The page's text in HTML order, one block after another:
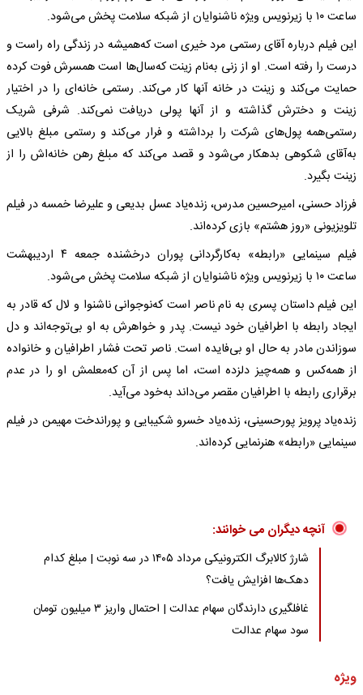
‌ساعت ۱۰ با زیرنویس ویژه‌ ناشنوایان از شبکه‌ سلامت پخش می‌شود.
این فیلم درباره‌ آقای رستمی‌ مرد خیری است که‌همیشه‌ در زندگی راه‌ راست و
درست را رفته‌ است. او از زنی به‌نام زینت که‌سال‌ها است همسرش فوت کرده‌
حمایت می‌کند و زینت در خانه‌ آنها کار می‌کند. رستمی‌ خانه‌ای را در اختیار
زینت و دخترش گذاشته‌ و از آنها پولی دریافت نمی‌کند. شرفی شریک
رستمی‌همه‌ پول‌های شرکت را برداشته‌ و فرار می‌کند و رستمی‌ مبلغ بالایی
به‌آقای شکوهی بدهکار می‌شود و قصد می‌کند که‌ مبلغ رهن خانه‌اش را از
زینت بگیرد.
فرزاد حسنی، امیرحسین مدرس، زنده‌یاد عسل بدیعی و علیرضا خمسه‌ در فیلم
تلویزیونی «روز هشتم» بازی کرده‌اند.
فیلم سینمایی «رابطه» به‌کارگردانی پوران درخشنده جمعه‌ ۴ اردیبهشت
‌ساعت ۱۰ با زیرنویس ویژه‌ ناشنوایان از شبکه‌ سلامت پخش می‌شود.
این فیلم داستان پسری به‌ نام ناصر است که‌نوجوانی ناشنوا و لال که‌ قادر به‌
ایجاد رابطه‌ با اطرافیان خود نیست. پدر و خواهرش به‌ او بی‌توجه‌اند و دل
سوزاندن مادر به‌ حال او بی‌فایده‌ است. ناصر تحت فشار اطرافیان و خانواده‌
از همه‌کس و همه‌چیز دلزده‌ است، اما پس از آن که‌معلمش او را در عدم
برقراری رابطه‌ با اطرافیان مقصر می‌داند به‌خود می‌آید.
زنده‌یاد پرویز پورحسینی، زنده‌یاد خسرو شکیبایی و پوراندخت مهیمن در فیلم
سینمایی «رابطه» هنرنمایی کرده‌اند.
آنچه دیگران می خوانند:
شارژ کالابرگ الکترونیکی مرداد ۱۴۰۵ در سه نوبت | مبلغ کدام
دهک‌ها افزایش یافت؟
غافلگیری دارندگان سهام عدالت | احتمال واریز ۳ میلیون تومان
سود سهام عدالت
ویژه